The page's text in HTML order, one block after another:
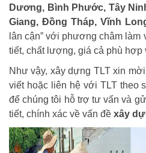
Dương, Bình Phước, Tây
Giang, Đồng Tháp, Vĩnh
lân cận” với phương châm làm
tiết, chất lượng, giá cả phù hợp
Như vậy, xây dựng TLT xin
viết hoặc liên hệ với TLT theo
để chúng tôi hỗ trợ tư vấn và
tiết, chính xác về vấn đề xây